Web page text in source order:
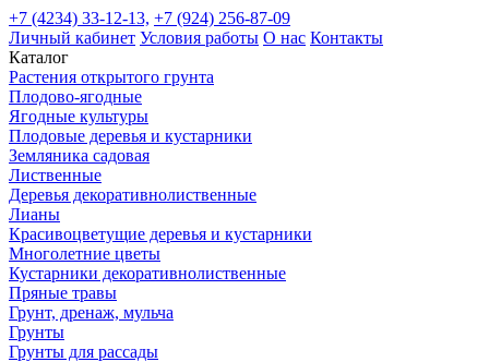
+7 (4234) 33-12-13, +7 (924) 256-87-09
Личный кабинет Условия работы О нас Контакты
Каталог
Растения открытого грунта
Плодово-ягодные
Ягодные культуры
Плодовые деревья и кустарники
Земляника садовая
Лиственные
Деревья декоративнолиственные
Лианы
Красивоцветущие деревья и кустарники
Многолетние цветы
Кустарники декоративнолиственные
Пряные травы
Грунт, дренаж, мульча
Грунты
Грунты для рассады